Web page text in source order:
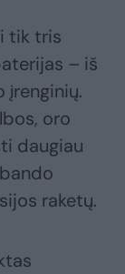
tik tris
– iš
oro
daugiau
raketų.